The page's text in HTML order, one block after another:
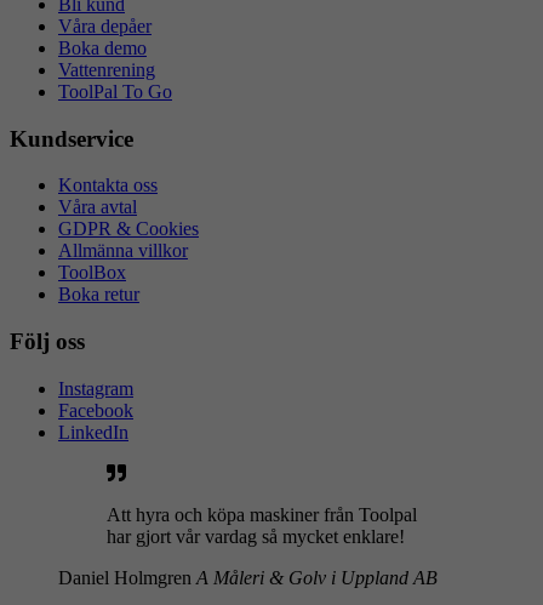
Bli kund
Våra depåer
Boka demo
Vattenrening
ToolPal To Go
Kundservice
Kontakta oss
Våra avtal
GDPR & Cookies
Allmänna villkor
ToolBox
Boka retur
Följ oss
Instagram
Facebook
LinkedIn
Att hyra och köpa maskiner från Toolpal
har gjort vår vardag så mycket enklare!
Daniel Holmgren A Måleri & Golv i Uppland AB